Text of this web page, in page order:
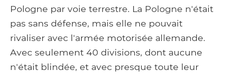
Pologne par voie terrestre. La Pologne n'était
pas sans défense, mais elle ne pouvait
rivaliser avec l'armée motorisée allemande.
Avec seulement 40 divisions, dont aucune
n'était blindée, et avec presque toute leur